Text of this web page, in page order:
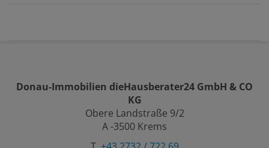
Donau-Immobilien dieHausberater24 GmbH & CO
KG
Obere Landstraße 9/2
A -3500 Krems